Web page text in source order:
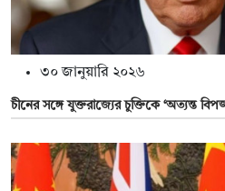
৩০ জানুয়ারি ২০২৬
চীনের সঙ্গে যুক্তরাজ্যের চুক্তিকে ‘অত্যন্ত